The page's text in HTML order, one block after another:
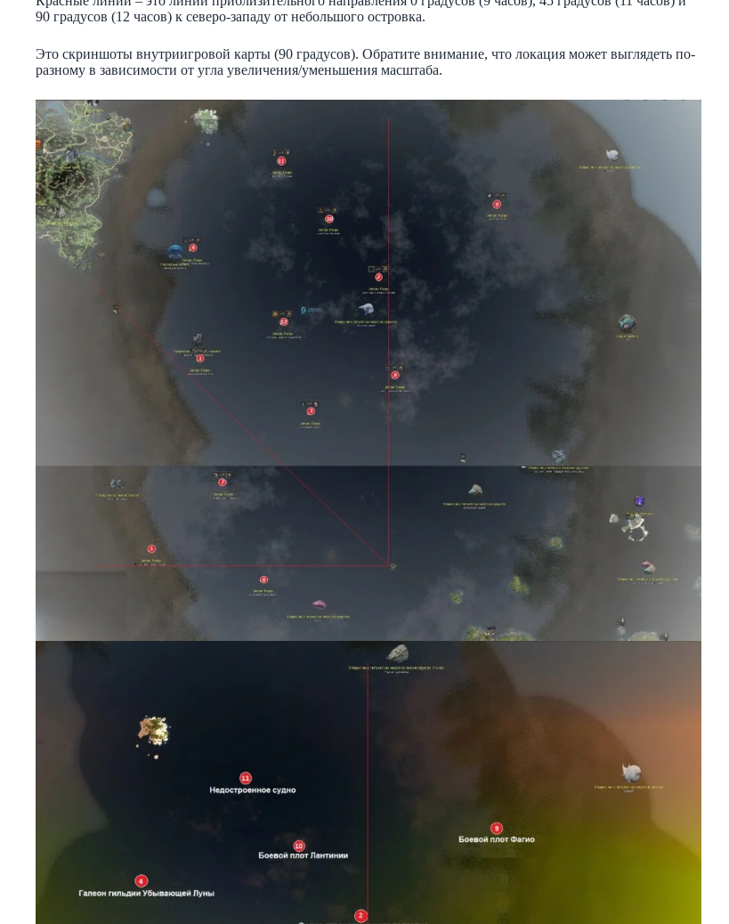
90 градусов (12 часов) к северо-западу от небольшого островка.
Это скриншоты внутриигровой карты (90 градусов). Обратите внимание, что локация может выглядеть по-
разному в зависимости от угла увеличения/уменьшения масштаба.